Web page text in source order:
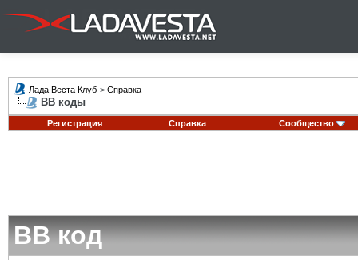
Лада Веста Клуб > Справка
BB коды
Регистрация Справка Сообщество
BB код